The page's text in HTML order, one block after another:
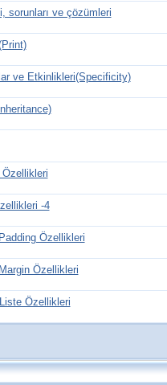
sorunları ve çözümleri
ve Etkinlikleri(Specificity)
Özellikleri
-4
Özellikleri
Özellikleri
Özellikleri